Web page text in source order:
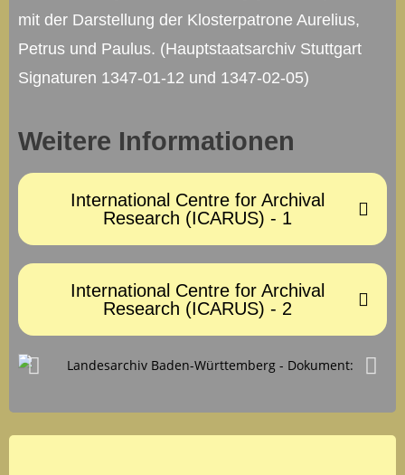
mit der Darstellung der Klosterpatrone Aurelius,
Petrus und Paulus. (Hauptstaatsarchiv Stuttgart
Signaturen 1347-01-12 und 1347-02-05)
Weitere Informationen
International Centre for Archival
Research (ICARUS) - 1
International Centre for Archival
Research (ICARUS) - 2